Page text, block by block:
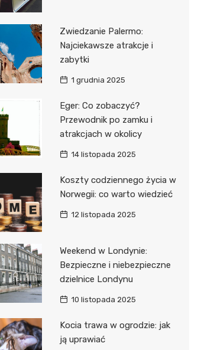
Zwiedzanie Palermo:
Najciekawsze atrakcje i
zabytki
1 grudnia 2025
Eger: Co zobaczyć?
Przewodnik po zamku i
atrakcjach w okolicy
14 listopada 2025
Koszty codziennego życia w
Norwegii: co warto wiedzieć
12 listopada 2025
Weekend w Londynie:
Bezpieczne i niebezpieczne
dzielnice Londynu
10 listopada 2025
Kocia trawa w ogrodzie: jak
ją uprawiać